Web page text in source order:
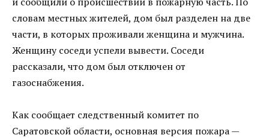
словам местных жителей, дом был разделен на две
части, в которых проживали женщина и мужчина.
Женщину соседи успели вывести. Соседи
рассказали, что дом был отключен от
газоснабжения.
Как сообщает следственный комитет по
Саратовской области, основная версия пожара —